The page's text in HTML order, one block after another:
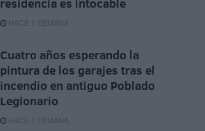
residencia es intocable
HACE 1 SEMANA
Cuatro años esperando la
pintura de los garajes tras el
incendio en antiguo Poblado
Legionario
HACE 1 SEMANA